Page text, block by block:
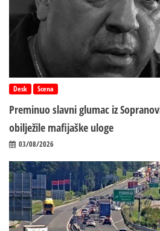
Desk Scena
Preminuo slavni glumac iz
obilježile mafijaške uloge
03/08/2026